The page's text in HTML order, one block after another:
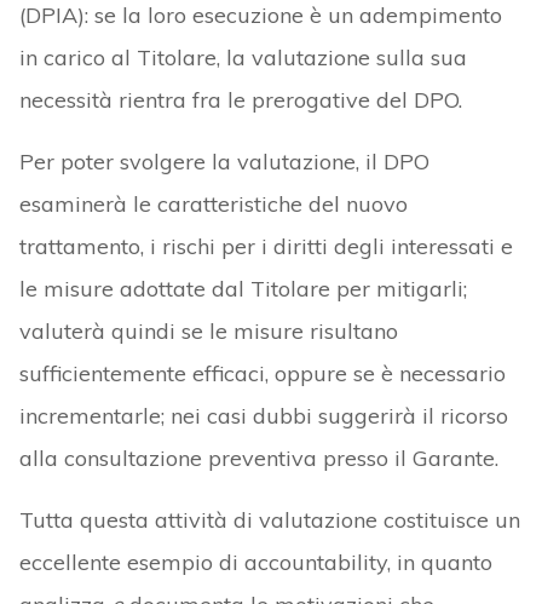
(DPIA): se la loro esecuzione è un adempimento
in carico al Titolare, la valutazione sulla sua
necessità rientra fra le prerogative del DPO.
Per poter svolgere la valutazione, il DPO
esaminerà le caratteristiche del nuovo
trattamento, i rischi per i diritti degli interessati e
le misure adottate dal Titolare per mitigarli;
valuterà quindi se le misure risultano
sufficientemente efficaci, oppure se è necessario
incrementarle; nei casi dubbi suggerirà il ricorso
alla consultazione preventiva presso il Garante.
Tutta questa attività di valutazione costituisce un
eccellente esempio di accountability, in quanto